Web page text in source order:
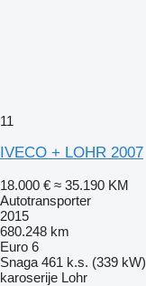
11
IVECO + LOHR 2007
18.000 € ≈ 35.190 KM
Autotransporter
2015
680.248 km
Euro 6
Snaga 461 k.s. (339 kW)
karoserije Lohr